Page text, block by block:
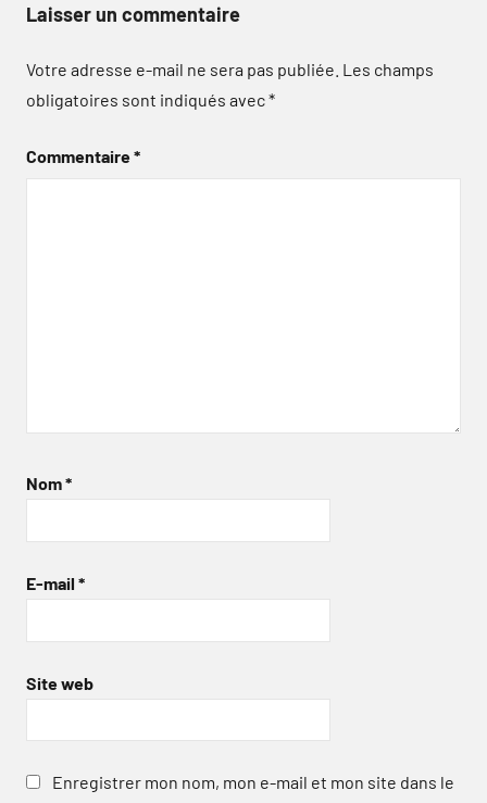
Laisser un commentaire
Votre adresse e-mail ne sera pas publiée. Les champs
obligatoires sont indiqués avec*
Commentaire*
Nom*
E-mail *
Site web
Enregistrer mon nom, mon e-mail et mon site dans le